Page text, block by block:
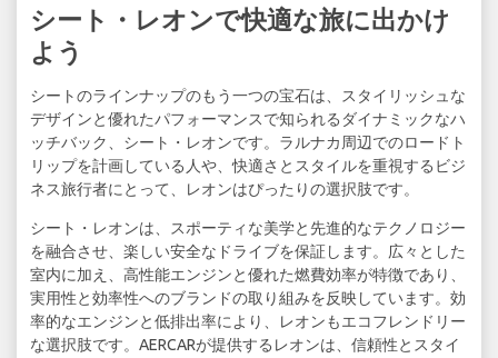
シート・レオンで快適な旅に出かけ
よう
シートのラインナップのもう一つの宝石は、スタイリッシュな
デザインと優れたパフォーマンスで知られるダイナミックなハ
ッチバック、シート・レオンです。ラルナカ周辺でのロードト
リップを計画している人や、快適さとスタイルを重視するビジ
ネス旅行者にとって、レオンはぴったりの選択肢です。
シート・レオンは、スポーティな美学と先進的なテクノロジー
を融合させ、楽しい安全なドライブを保証します。広々とした
室内に加え、高性能エンジンと優れた燃費効率が特徴であり、
実用性と効率性へのブランドの取り組みを反映しています。効
率的なエンジンと低排出率により、レオンもエコフレンドリー
な選択肢です。AERCARが提供するレオンは、信頼性とスタイ